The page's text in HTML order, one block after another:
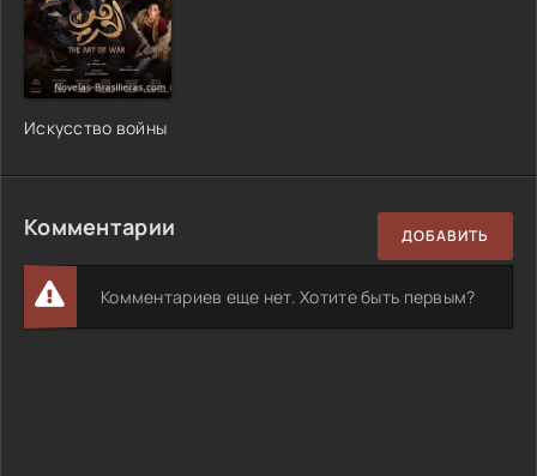
Искусство войны
Комментарии ДОБАВИТЬ
Комментариев еще нет. Хотите быть первым?